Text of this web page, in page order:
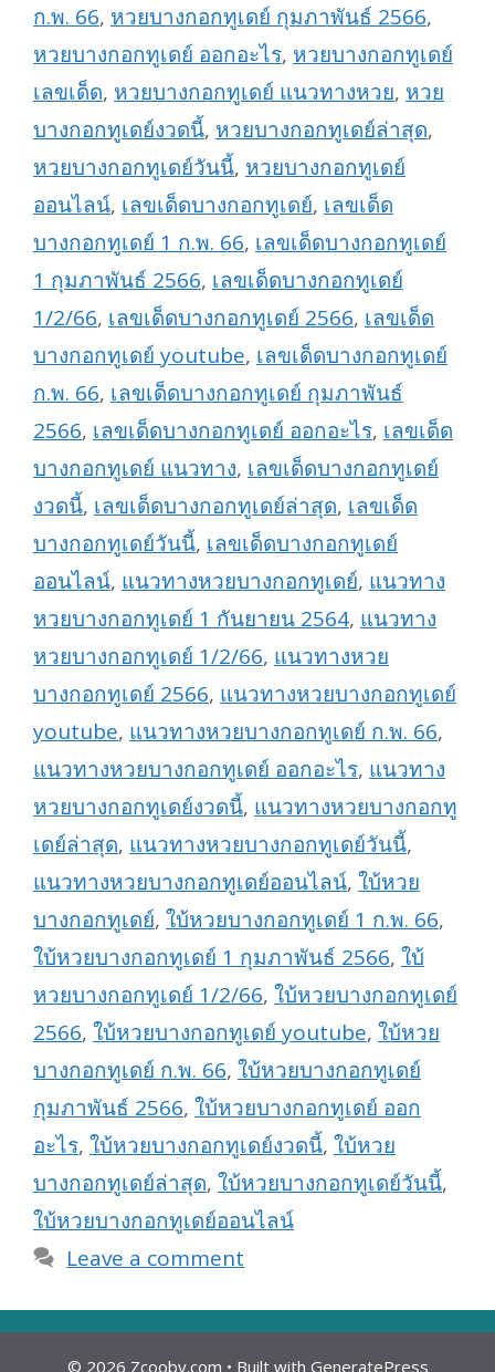
ก.พ. 66, หวยบางกอกทูเดย์ กุมภาพันธ์ 2566,
หวยบางกอกทูเดย์ ออกอะไร, หวยบางกอกทูเดย์
เลขเด็ด, หวยบางกอกทูเดย์ แนวทางหวย, หวย
บางกอกทูเดย์งวดนี้, หวยบางกอกทูเดย์ล่าสุด,
หวยบางกอกทูเดย์วันนี้, หวยบางกอกทูเดย์
ออนไลน์, เลขเด็ดบางกอกทูเดย์, เลขเด็ด
บางกอกทูเดย์ 1 ก.พ. 66, เลขเด็ดบางกอกทูเดย์
1 กุมภาพันธ์ 2566, เลขเด็ดบางกอกทูเดย์
1/2/66, เลขเด็ดบางกอกทูเดย์ 2566, เลขเด็ด
บางกอกทูเดย์ youtube, เลขเด็ดบางกอกทูเดย์
ก.พ. 66, เลขเด็ดบางกอกทูเดย์ กุมภาพันธ์
2566, เลขเด็ดบางกอกทูเดย์ ออกอะไร, เลขเด็ด
บางกอกทูเดย์ แนวทาง, เลขเด็ดบางกอกทูเดย์
งวดนี้, เลขเด็ดบางกอกทูเดย์ล่าสุด, เลขเด็ด
บางกอกทูเดย์วันนี้, เลขเด็ดบางกอกทูเดย์
ออนไลน์, แนวทางหวยบางกอกทูเดย์, แนวทาง
หวยบางกอกทูเดย์ 1 กันยายน 2564, แนวทาง
หวยบางกอกทูเดย์ 1/2/66, แนวทางหวย
บางกอกทูเดย์ 2566, แนวทางหวยบางกอกทูเดย์
youtube, แนวทางหวยบางกอกทูเดย์ ก.พ. 66,
แนวทางหวยบางกอกทูเดย์ ออกอะไร, แนวทาง
หวยบางกอกทูเดย์งวดนี้, แนวทางหวยบางกอกทู
เดย์ล่าสุด, แนวทางหวยบางกอกทูเดย์วันนี้,
แนวทางหวยบางกอกทูเดย์ออนไลน์, ใบ้หวย
บางกอกทูเดย์, ใบ้หวยบางกอกทูเดย์ 1 ก.พ. 66,
ใบ้หวยบางกอกทูเดย์ 1 กุมภาพันธ์ 2566, ใบ้
หวยบางกอกทูเดย์ 1/2/66, ใบ้หวยบางกอกทูเดย์
2566, ใบ้หวยบางกอกทูเดย์ youtube, ใบ้หวย
บางกอกทูเดย์ ก.พ. 66, ใบ้หวยบางกอกทูเดย์
กุมภาพันธ์ 2566, ใบ้หวยบางกอกทูเดย์ ออก
อะไร, ใบ้หวยบางกอกทูเดย์งวดนี้, ใบ้หวย
บางกอกทูเดย์ล่าสุด, ใบ้หวยบางกอกทูเดย์วันนี้,
ใบ้หวยบางกอกทูเดย์ออนไลน์
Leave a comment
© 2026 Zcooby.com • Built with GeneratePress